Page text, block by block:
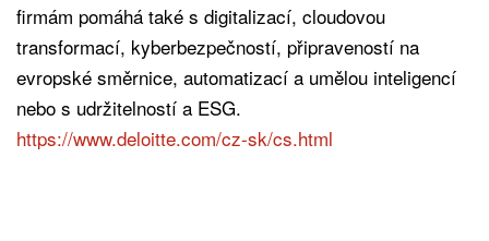
firmám pomáhá také s digitalizací, cloudovou
transformací, kyberbezpečností, připraveností na
evropské směrnice, automatizací a umělou inteligencí
nebo s udržitelností a ESG.
https://www.deloitte.com/cz-sk/cs.html